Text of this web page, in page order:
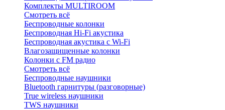
Комплекты MULTIROOM
Смотреть всё
Беспроводные колонки
Беспроводная Hi-Fi акустика
Беспроводная акустика с Wi-Fi
Влагозащищенные колонки
Колонки с FM радио
Смотреть всё
Беспроводные наушники
Bluetоoth гарнитуры (разговорные)
True wireless наушники
TWS наушники